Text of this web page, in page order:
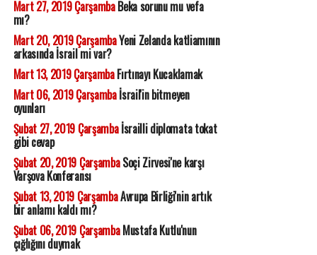
Mart 27, 2019 ÇarşambaBeka sorunu mu vefa
mı?
Mart 20, 2019 ÇarşambaYeni Zelanda katliamının
arkasında İsrail mi var?
Mart 13, 2019 ÇarşambaFırtınayı Kucaklamak
Mart 06, 2019 Çarşambaİsrail'in bitmeyen
oyunları
Şubat 27, 2019 Çarşambaİsrailli diplomata tokat
gibi cevap
Şubat 20, 2019 ÇarşambaSoçi Zirvesi'ne karşı
Varşova Konferansı
Şubat 13, 2019 ÇarşambaAvrupa Birliği'nin artık
bir anlamı kaldı mı?
Şubat 06, 2019 ÇarşambaMustafa Kutlu'nun
çığlığını duymak